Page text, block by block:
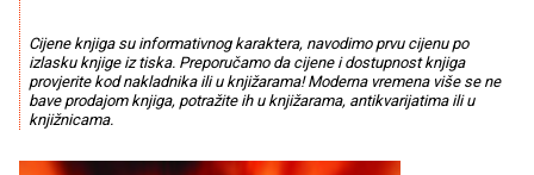
Cijene knjiga su informativnog karaktera, navodimo prvu cijenu po
izlasku knjige iz tiska. Preporučamo da cijene i dostupnost knjiga
provjerite kod nakladnika ili u knjižarama! Moderna vremena više se ne
bave prodajom knjiga, potražite ih u knjižarama, antikvarijatima ili u
knjižnicama.